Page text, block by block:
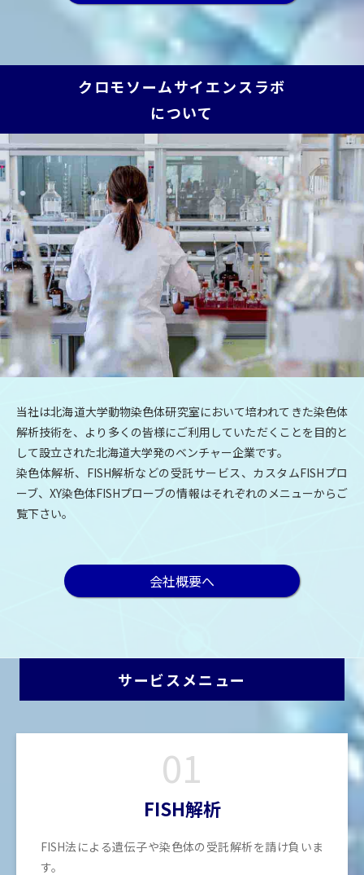
クロモソームサイエンスラボ
について
当社は北海道大学動物染色体研究室において培われてきた染色体
解析技術を、より多くの皆様にご利用していただくことを目的と
して設立された北海道大学発のベンチャー企業です。
染色体解析、FISH解析などの受託サービス、カスタムFISHプロ
ーブ、XY染色体FISHプローブの情報はそれぞれのメニューからご
覧下さい。
会社概要へ
サービスメニュー
01
FISH解析
FISH法による遺伝子や染色体の受託解析を請け負いま
す。